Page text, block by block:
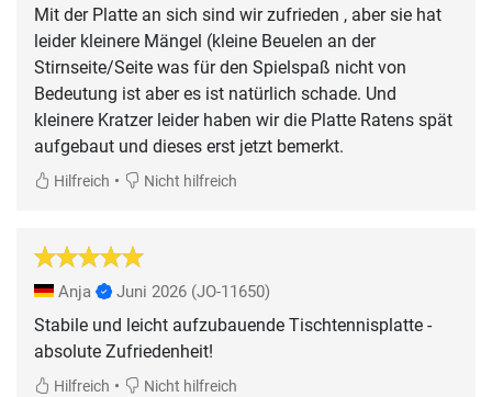
Mit der Platte an sich sind wir zufrieden , aber sie hat
leider kleinere Mängel (kleine Beuelen an der
Stirnseite/Seite was für den Spielspaß nicht von
Bedeutung ist aber es ist natürlich schade. Und
kleinere Kratzer leider haben wir die Platte Ratens spät
aufgebaut und dieses erst jetzt bemerkt.
Hilfreich • Nicht hilfreich
Anja Juni 2026 (JO-11650)
Stabile und leicht aufzubauende Tischtennisplatte -
absolute Zufriedenheit!
Hilfreich • Nicht hilfreich